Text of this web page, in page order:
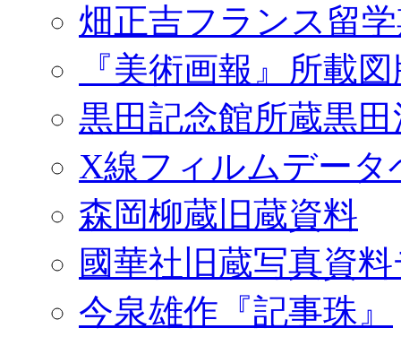
畑正吉フランス留
『美術画報』所載
黒田記念館所蔵黒
X線フィルムデータ
森岡柳蔵旧蔵資料
國華社旧蔵写真資
今泉雄作『記事珠』